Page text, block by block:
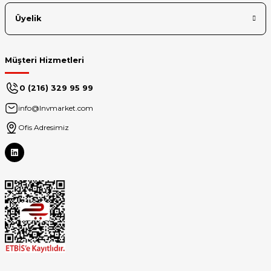
Üyelik
Müşteri Hizmetleri
0 (216) 329 95 99
info@lnvmarket.com
Ofis Adresimiz